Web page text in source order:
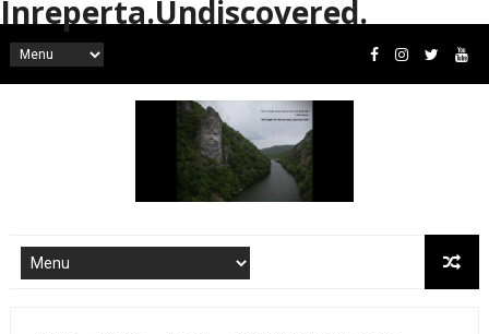
Inreperta.Undiscovered.